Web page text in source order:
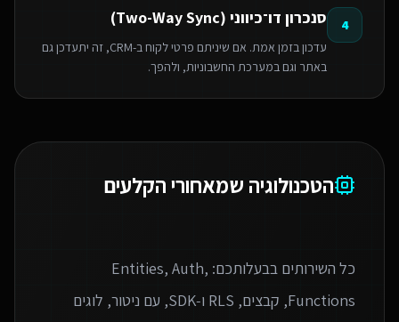
4 סנכרון דו־כיווני (Two-Way Sync)
עדכון בזמן אמת. אם שיניתם פרטי לקוח ב-CRM, זה יתעדכן גם
באתר וגם במערכת החשבוניות, ולהפך.
הטכנולוגיה שמאחורי הקלעים
כל השירותים בבעלותכם: Entities, Auth,
Functions, קבצים, RLS ו‑SDK, עם ניטור, לוגים